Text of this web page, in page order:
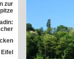
zur